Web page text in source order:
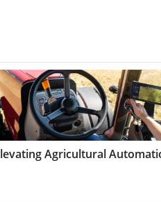
Agricultural Automation